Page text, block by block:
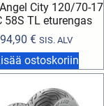
City 120/70-17
58S TL eturengas
94,90€ SIS. ALV
ostoskoriin